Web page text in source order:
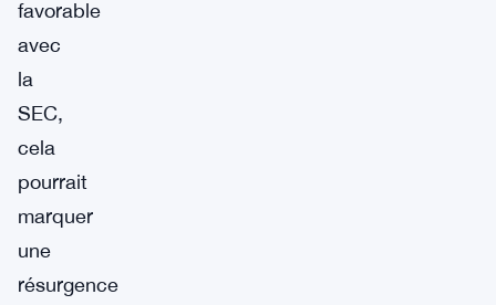
favorable
avec
la
SEC,
cela
pourrait
marquer
une
résurgence